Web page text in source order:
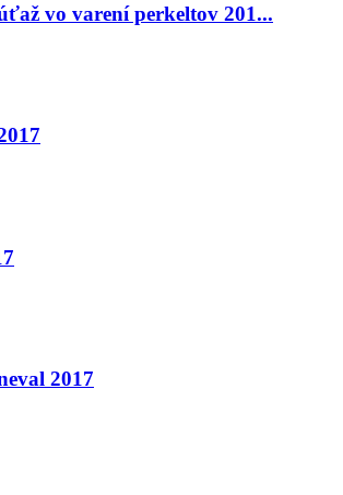
vo varení perkeltov 201...
2017